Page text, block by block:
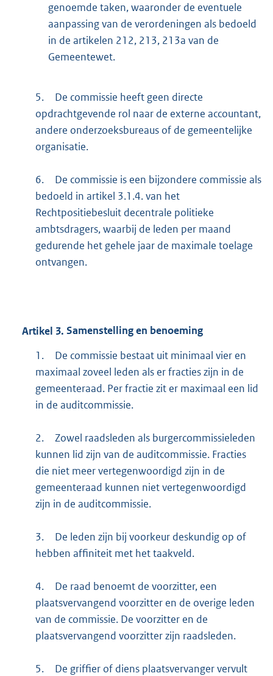
genoemde taken, waaronder de eventuele
aanpassing van de verordeningen als bedoeld
in de artikelen 212, 213, 213a van de
Gemeentewet.
5.
De commissie heeft geen directe
opdrachtgevende rol naar de externe accountant,
andere onderzoeksbureaus of de gemeentelijke
organisatie.
6.
De commissie is een bijzondere commissie als
bedoeld in artikel 3.1.4. van het
Rechtpositiebesluit decentrale politieke
ambtsdragers, waarbij de leden per maand
gedurende het gehele jaar de maximale toelage
ontvangen.
Artikel 3. Samenstelling en benoeming
1.
De commissie bestaat uit minimaal vier en
maximaal zoveel leden als er fracties zijn in de
gemeenteraad. Per fractie zit er maximaal een lid
in de auditcommissie.
2.
Zowel raadsleden als burgercommissieleden
kunnen lid zijn van de auditcommissie. Fracties
die niet meer vertegenwoordigd zijn in de
gemeenteraad kunnen niet vertegenwoordigd
zijn in de auditcommissie.
3.
De leden zijn bij voorkeur deskundig op of
hebben affiniteit met het taakveld.
4.
De raad benoemt de voorzitter, een
plaatsvervangend voorzitter en de overige leden
van de commissie. De voorzitter en de
plaatsvervangend voorzitter zijn raadsleden.
5.
De griffier of diens plaatsvervanger vervult